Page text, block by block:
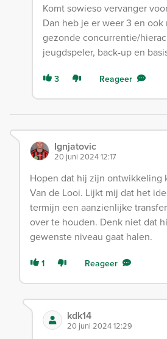
Komt sowieso vervanger
Dan heb je er weer 3 en ook
gezonde concurrentie/
jeugdspeler, back-up en
3 Reageer
Ignjatovic
20 juni 2024 12:17
Hopen dat hij zijn ontwikkeling
Van de Looi. Lijkt mij dat het
termijn een aanzienlijke
over te houden. Denk niet dat
gewenste niveau gaat halen.
1 Reageer
kdk14
20 juni 2024 12:29